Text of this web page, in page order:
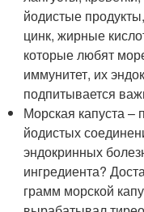
йодистые
цинк, жирные
которые любят
иммунитет, их
подпитывается
Морская капуста –
йодистых
эндокринных
ингредиента?
грамм морской